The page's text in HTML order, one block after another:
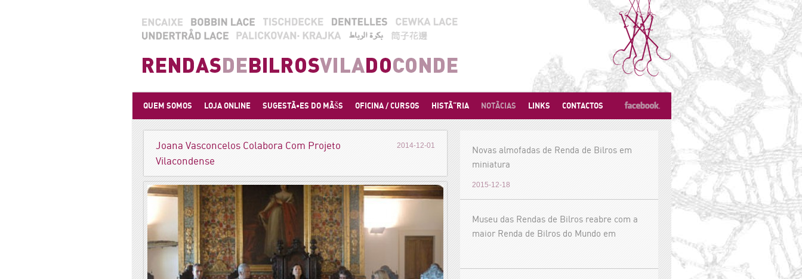
QUEM SOMOS LOJA ONLINE SUGESTÃ•ES DO MÃŠS OFICINA / CURSOS HISTÃ“RIA NOTÃCIAS LINKS CONTACTOS
Joana Vasconcelos Colabora Com Projeto
Vilacondense
2014-12-01
Novas almofadas de Renda de Bilros em
miniatura
2015-12-18
Museu das Rendas de Bilros reabre com a
maior Renda de Bilros do Mundo em